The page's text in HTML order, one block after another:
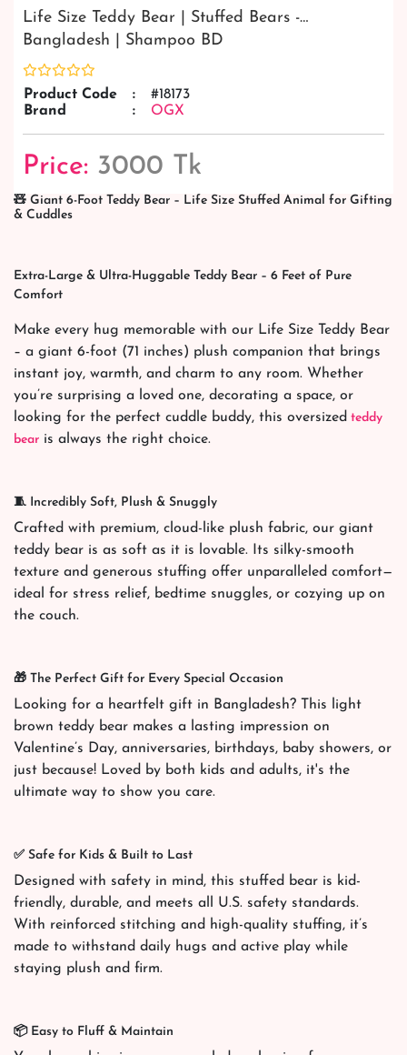
Life Size Teddy Bear | Stuffed Bears -…
Bangladesh | Shampoo BD
Product Code :
#18173
Brand
: OGX
Price: 3000 Tk
🧸 Giant 6-Foot Teddy Bear – Life Size Stuffed Animal for Gifting
& Cuddles
Extra-Large & Ultra-Huggable Teddy Bear – 6 Feet of Pure
Comfort
Make every hug memorable with our Life Size Teddy Bear
– a giant 6-foot (71 inches) plush companion that brings
instant joy, warmth, and charm to any room. Whether
you’re surprising a loved one, decorating a space, or
looking for the perfect cuddle buddy, this oversized teddy
bear is always the right choice.
🧵 Incredibly Soft, Plush & Snuggly
Crafted with premium, cloud-like plush fabric, our giant
teddy bear is as soft as it is lovable. Its silky-smooth
texture and generous stuffing offer unparalleled comfort—
ideal for stress relief, bedtime snuggles, or cozying up on
the couch.
🎁 The Perfect Gift for Every Special Occasion
Looking for a heartfelt gift in Bangladesh? This light
brown teddy bear makes a lasting impression on
Valentine’s Day, anniversaries, birthdays, baby showers, or
just because! Loved by both kids and adults, it's the
ultimate way to show you care.
✅ Safe for Kids & Built to Last
Designed with safety in mind, this stuffed bear is kid-
friendly, durable, and meets all U.S. safety standards.
With reinforced stitching and high-quality stuffing, it’s
made to withstand daily hugs and active play while
staying plush and firm.
📦 Easy to Fluff & Maintain